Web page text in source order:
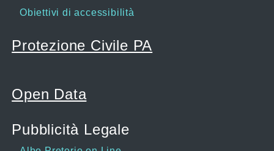
Obiettivi di accessibilità
Protezione Civile PA
Open Data
Pubblicità Legale